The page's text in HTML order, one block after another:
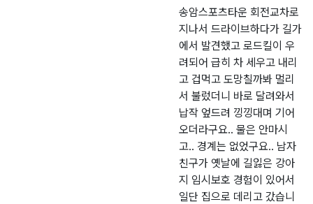
송암스포츠타운 회전교차로
지나서 드라이브하다가 길가
에서 발견했고 로드킬이 우
려되어 급히 차 세우고 내리
고 겁먹고 도망칠까봐 멀리
서 불렀더니 바로 달려와서
납작 엎드려 낑낑대며 기어
오더라구요.. 물은 안마시
고.. 경계는 없었구요.. 남자
친구가 옛날에 길잃은 강아
지 임시보호 경험이 있어서
일단 집으로 데리고 갔습니